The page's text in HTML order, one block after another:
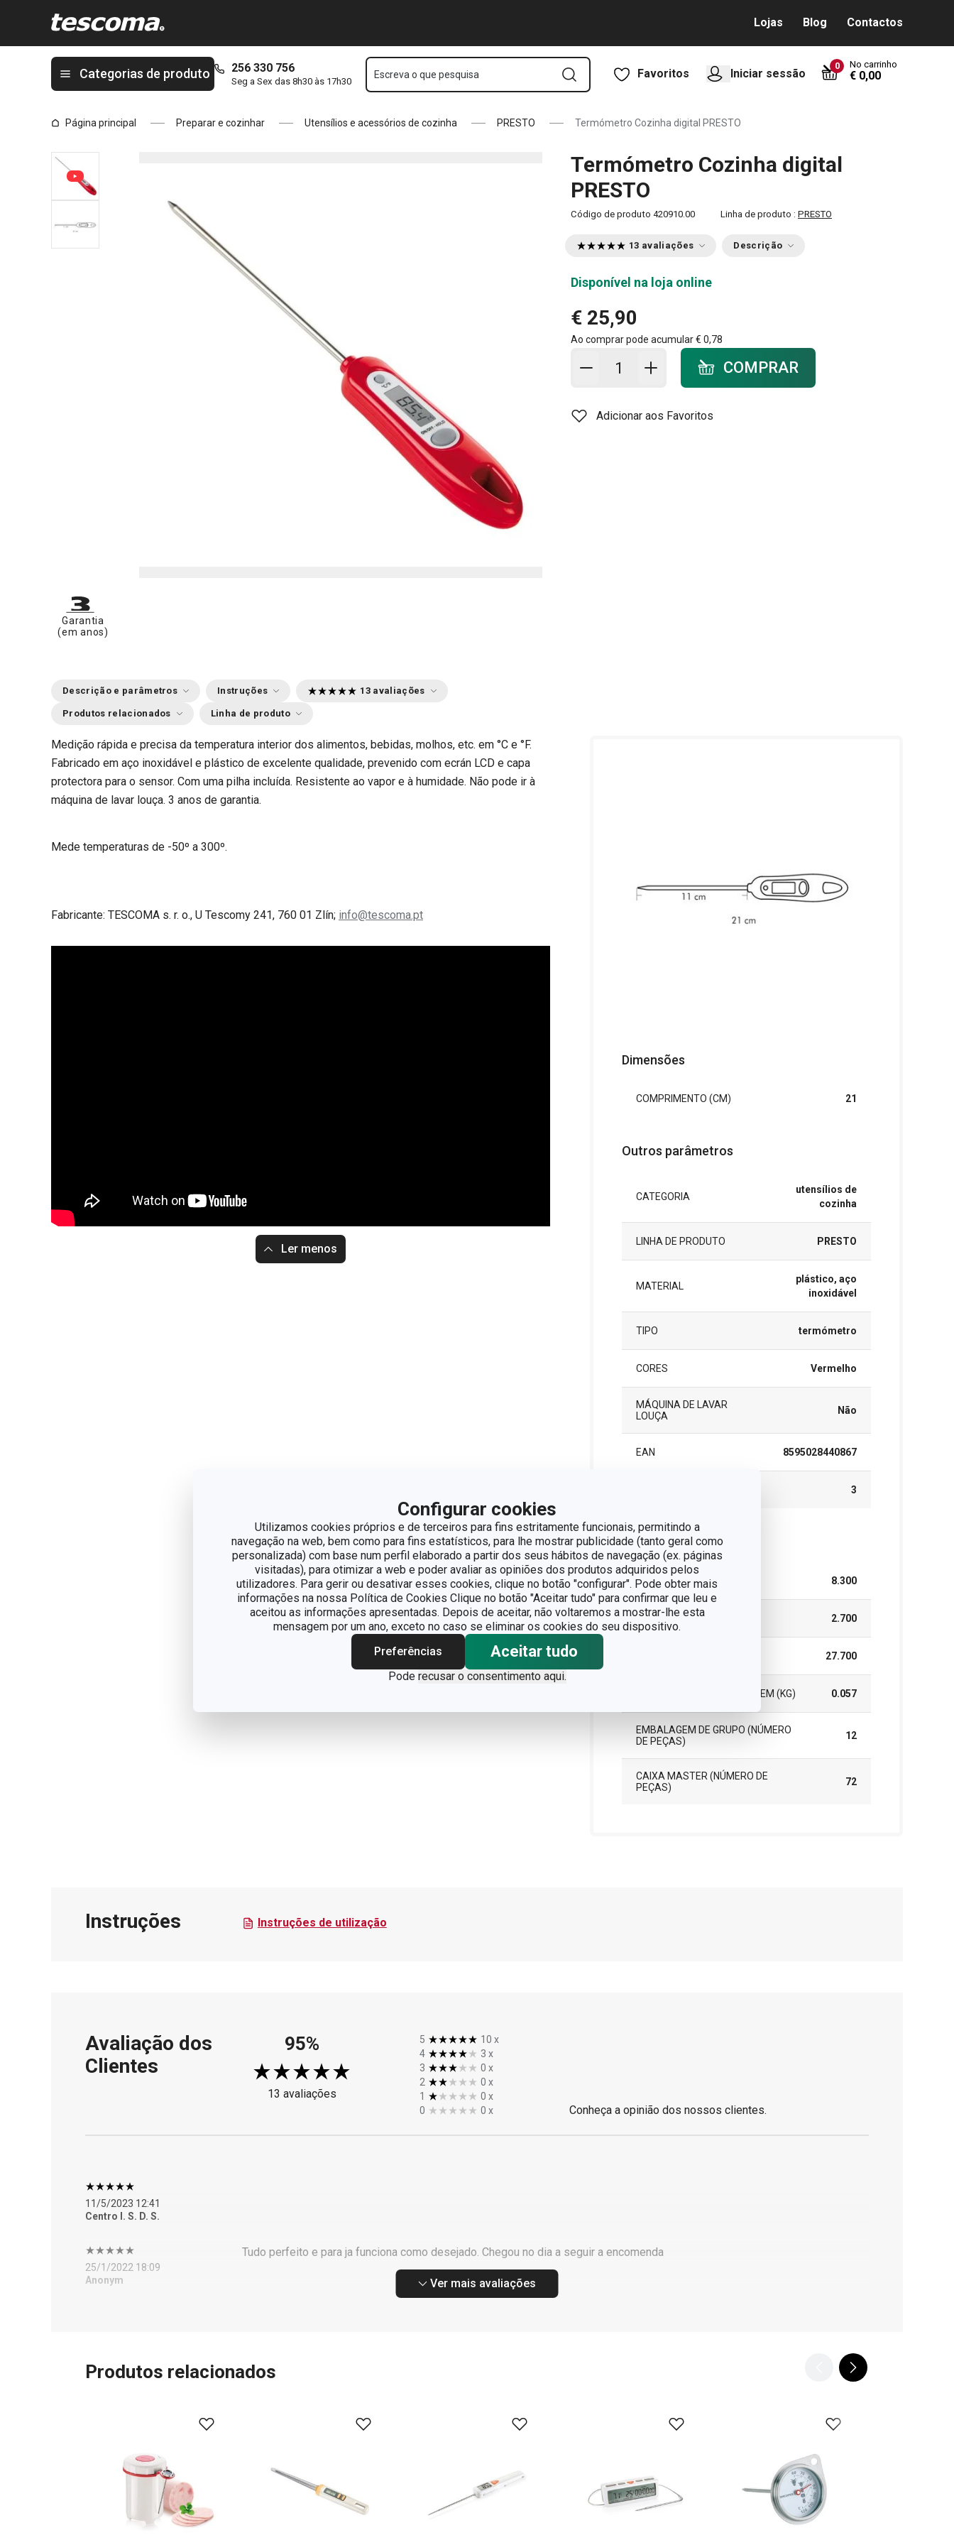
Configurar cookies
Utilizamos cookies próprios e de terceiros para fins estritamente funcionais, permitindo a
navegação na web, bem como para fins estatísticos, para lhe mostrar publicidade (tanto geral como
personalizada) com base num perfil elaborado a partir dos seus hábitos de navegação (ex. páginas
visitadas), para otimizar a web e poder avaliar as opiniões dos produtos adquiridos pelos
utilizadores. Para gerir ou desativar esses cookies, clique no botão "configurar". Pode obter mais
informações na nossa Política de Cookies Clique no botão "Aceitar tudo" para confirmar que leu e
aceitou as informações apresentadas. Depois de aceitar, não voltaremos a mostrar-lhe esta
mensagem por um ano, exceto no caso se eliminar os cookies do seu dispositivo.
Preferências
Aceitar tudo
Pode recusar o consentimento aqui.
Lojas Blog Contactos
Categorias de produto 256 330 756
Seg a Sex das 8h30 às 17h30
Escreva o que pesquisa Favoritos Iniciar sessão
0 No carrinho
€ 0,00
Página principal Preparar e cozinhar Utensílios e acessórios de cozinha PRESTO Termómetro Cozinha digital PRESTO
Termómetro Cozinha digital
PRESTO
Código de produto 420910.00 Linha de produto : PRESTO
13 avaliações Descrição
Disponível na loja online
€ 25,90
Ao comprar pode acumular€ 0,78
Adicionar ao carrinho - quantidade
COMPRAR
Adicionar aos Favoritos
Garantia
(em anos)
Descrição e parâmetros Instruções 13 avaliações
Produtos relacionados Linha de produto
Medição rápida e precisa da temperatura interior dos alimentos, bebidas, molhos, etc. em °C e °F.
Fabricado em aço inoxidável e plástico de excelente qualidade, prevenido com ecrán LCD e capa
protectora para o sensor. Com uma pilha incluída. Resistente ao vapor e à humidade. Não pode ir à
máquina de lavar louça. 3 anos de garantia.
Mede temperaturas de -50º a 300º.
Fabricante: TESCOMA s. r. o., U Tescomy 241, 760 01 Zlín; info@tescoma.pt
Ler menos
Dimensões
COMPRIMENTO (CM) 21
Outros parâmetros
CATEGORIA
utensílios de
cozinha
LINHA DE PRODUTO PRESTO
MATERIAL
plástico, aço
inoxidável
TIPO termómetro
CORES Vermelho
MÁQUINA DE LAVAR
LOUÇA
Não
EAN 8595028440867
3
Pacote
LARGURA (CM) 8.300
ALTURA (CM) 2.700
27.700
PESO INCLUINDO EMBALAGEM (KG) 0.057
EMBALAGEM DE GRUPO (NÚMERO
DE PEÇAS)
12
CAIXA MASTER (NÚMERO DE
PEÇAS)
72
Instruções Instruções de utilização
Avaliação dos
Clientes
95%
13 avaliações
5 10 x
4
3 x
3
0 x
2
0 x
1
0 x
0
0 x Conheça a opinião dos nossos clientes.
11/5/2023 12:41
Centro I. S. D. S.
25/1/2022 18:09
Anonym
Tudo perfeito e para ja funciona como desejado. Chegou no dia a seguir a encomenda
Ver mais avaliações
Produtos relacionados